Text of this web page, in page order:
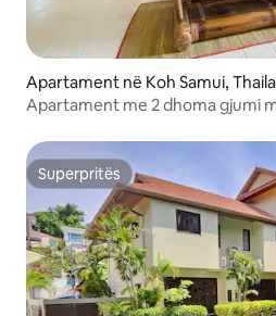
Apartament në Koh Samui,
Apartament me 2 dhoma gjumi
Superpritës
Superpritës